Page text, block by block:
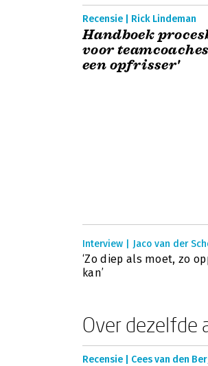
Recensie | Rick Lindeman
Handboek
voor
een opfrisser'
Interview | Jaco van der
‘Zo diep als moet, zo
kan’
Over dezelfde
Recensie | Cees van den